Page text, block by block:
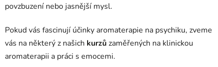
povzbuzení nebo jasnější mysl.
Pokud vás fascinují účinky aromaterapie na psychiku, zveme
vás na některý z našich kurzůzaměřených na klinickou
aromaterapii a práci s emocemi.